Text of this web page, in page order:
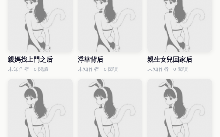
親媽找上門之后
未知作者 0 閱讀
浮華背后
未知作者 0 閱讀
親生女兒回家后
未知作者 0 閱讀